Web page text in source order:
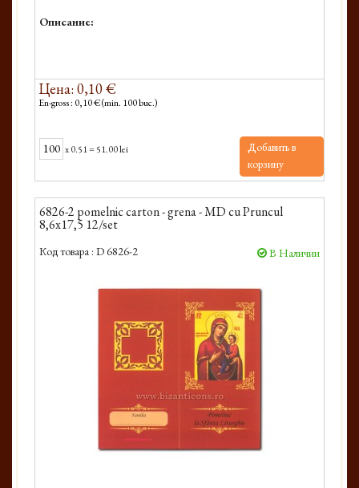
Описание:
Цена: 0,10 €
En-gross : 0,10 € (min. 100 buc.)
x0.51= 51.00 lei
Добавить в
корзину
6826-2 pomelnic carton - grena - MD cu Pruncul
8,6x17,5 12/set
Код товара : D 6826-2 В Наличии